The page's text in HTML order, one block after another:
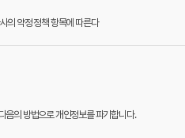
의 약정 정책 항목에 따른다
음의 방법으로 개인정보를 파기합니다.